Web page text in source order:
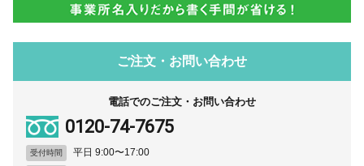
ご注文・お問い合わせ
電話でのご注文・お問い合わせ
0120-74-7675
受付時間 平日 9:00〜17:00